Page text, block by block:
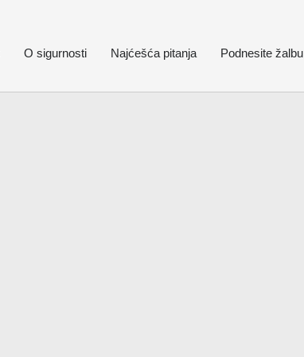
O sigurnosti Najćešća pitanja Podnesite žalbu